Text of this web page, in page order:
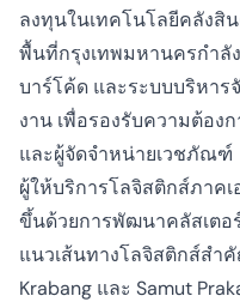
ลงทุนในเทคโนโลยีคลังสิ
พื้นที่กรุงเทพมหานครกำลั
บาร์โค้ด และระบบบริหา
งาน เพื่อรองรับความต้อง
และผู้จัดจำหน่ายเวชภัณฑ์
ผู้ให้บริการโลจิสติกส์ภาค
ขึ้นด้วยการพัฒนาคลัสเต
แนวเส้นทางโลจิสติกส์สำ
Krabang และ Samut